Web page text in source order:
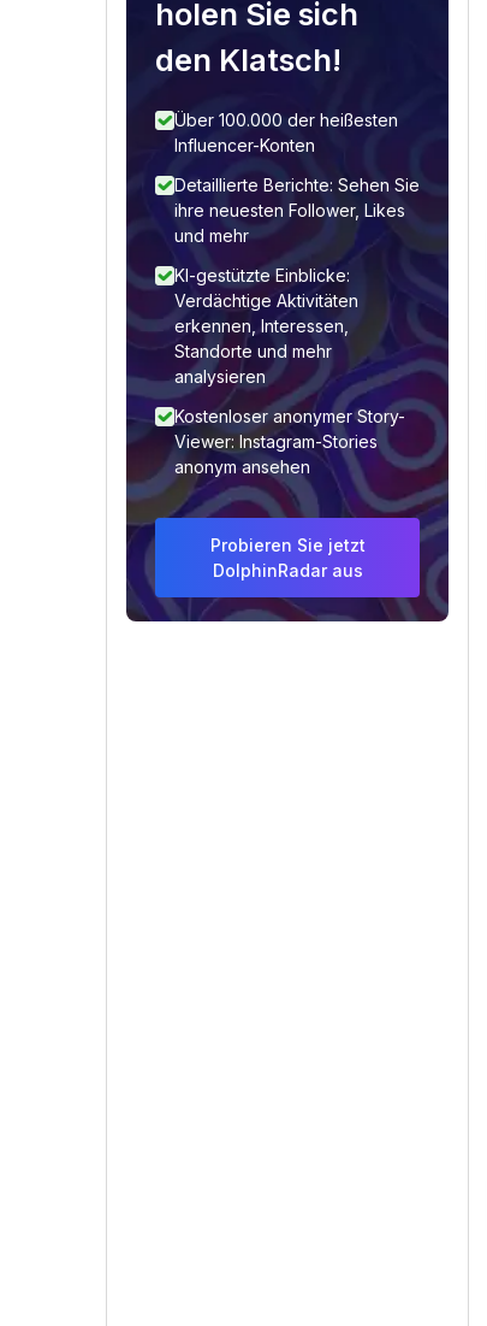
holen Sie sich
den Klatsch!
Über 100.000 der heißesten
Influencer-Konten
Detaillierte Berichte: Sehen Sie
ihre neuesten Follower, Likes
und mehr
KI-gestützte Einblicke:
Verdächtige Aktivitäten
erkennen, Interessen,
Standorte und mehr
analysieren
Kostenloser anonymer Story-
Viewer: Instagram-Stories
anonym ansehen
Probieren Sie jetzt
DolphinRadar aus